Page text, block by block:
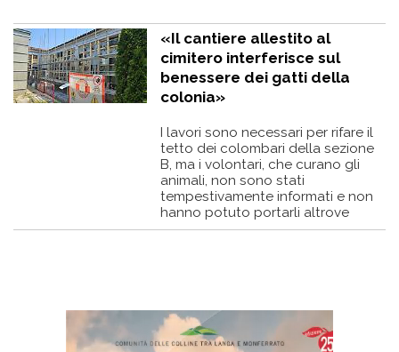
«Il cantiere allestito al
cimitero interferisce sul
benessere dei gatti della
colonia»
I lavori sono necessari per rifare il
tetto dei colombari della sezione
B, ma i volontari, che curano gli
animali, non sono stati
tempestivamente informati e non
hanno potuto portarli altrove